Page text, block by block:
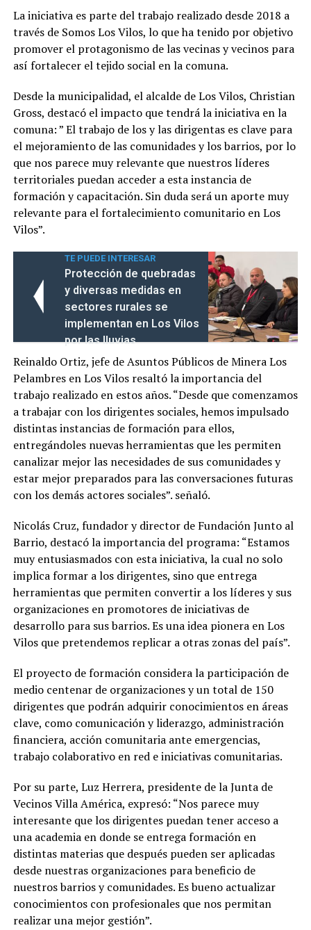
La iniciativa es parte del trabajo realizado desde 2018 a
través de Somos Los Vilos, lo que ha tenido por objetivo
promover el protagonismo de las vecinas y vecinos para
así fortalecer el tejido social en la comuna.
Desde la municipalidad, el alcalde de Los Vilos, Christian
Gross, destacó el impacto que tendrá la iniciativa en la
comuna: ” El trabajo de los y las dirigentas es clave para
el mejoramiento de las comunidades y los barrios, por lo
que nos parece muy relevante que nuestros líderes
territoriales puedan acceder a esta instancia de
formación y capacitación. Sin duda será un aporte muy
relevante para el fortalecimiento comunitario en Los
Vilos”.
TE PUEDE INTERESAR
Protección de quebradas
y diversas medidas en
sectores rurales se
implementan en Los Vilos
por las lluvias
Reinaldo Ortiz, jefe de Asuntos Públicos de Minera Los
Pelambres en Los Vilos resaltó la importancia del
trabajo realizado en estos años. “Desde que comenzamos
a trabajar con los dirigentes sociales, hemos impulsado
distintas instancias de formación para ellos,
entregándoles nuevas herramientas que les permiten
canalizar mejor las necesidades de sus comunidades y
estar mejor preparados para las conversaciones futuras
con los demás actores sociales”. señaló.
Nicolás Cruz, fundador y director de Fundación Junto al
Barrio, destacó la importancia del programa: “Estamos
muy entusiasmados con esta iniciativa, la cual no solo
implica formar a los dirigentes, sino que entrega
herramientas que permiten convertir a los líderes y sus
organizaciones en promotores de iniciativas de
desarrollo para sus barrios. Es una idea pionera en Los
Vilos que pretendemos replicar a otras zonas del país”.
El proyecto de formación considera la participación de
medio centenar de organizaciones y un total de 150
dirigentes que podrán adquirir conocimientos en áreas
clave, como comunicación y liderazgo, administración
financiera, acción comunitaria ante emergencias,
trabajo colaborativo en red e iniciativas comunitarias.
Por su parte, Luz Herrera, presidente de la Junta de
Vecinos Villa América, expresó: “Nos parece muy
interesante que los dirigentes puedan tener acceso a
una academia en donde se entrega formación en
distintas materias que después pueden ser aplicadas
desde nuestras organizaciones para beneficio de
nuestros barrios y comunidades. Es bueno actualizar
conocimientos con profesionales que nos permitan
realizar una mejor gestión”.